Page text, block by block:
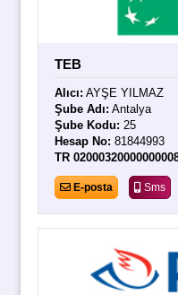
TEB
Alıcı: AYŞE YILMAZ
Şube Adı: Antalya
Şube Kodu: 25
Hesap No: 81844993
TR
E-posta Sms